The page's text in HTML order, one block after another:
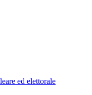
ed elettorale